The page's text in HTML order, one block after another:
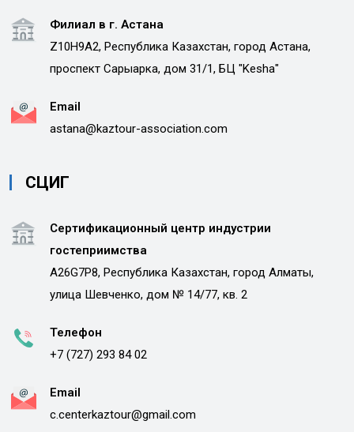
Филиал в г. Астана
Z10H9A2, Республика Казахстан, город Астана,
проспект Сарыарка, дом 31/1, БЦ "Kesha"
Email
astana@kaztour-association.com
СЦИГ
Сертификационный центр индустрии
гостеприимства
A26G7P8, Республика Казахстан, город Алматы,
улица Шевченко, дом № 14/77, кв. 2
Телефон
+7 (727) 293 84 02
Email
c.centerkaztour@gmail.com